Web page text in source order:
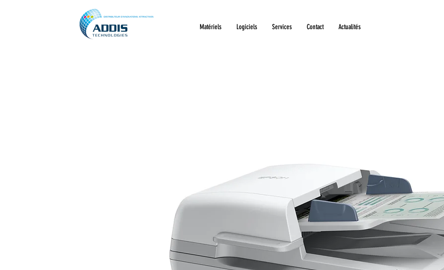
Matériels Logiciels Services Contact Actualités